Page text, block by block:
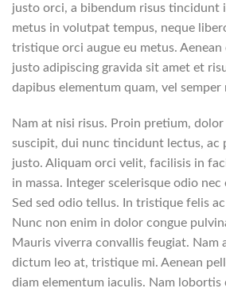
justo orci, a bibendum risus tincidunt
metus in volutpat tempus, neque
tristique orci augue eu metus.
justo adipiscing gravida sit amet et
dapibus elementum quam, vel semper
Nam at nisi risus. Proin pretium,
suscipit, dui nunc tincidunt lectus, ac
justo. Aliquam orci velit, facilisis in
in massa. Integer scelerisque odio nec
Sed sed odio tellus. In tristique felis
Nunc non enim in dolor congue
Mauris viverra convallis feugiat. Nam
dictum leo at, tristique mi. Aenean
diam elementum iaculis. Nam lobortis